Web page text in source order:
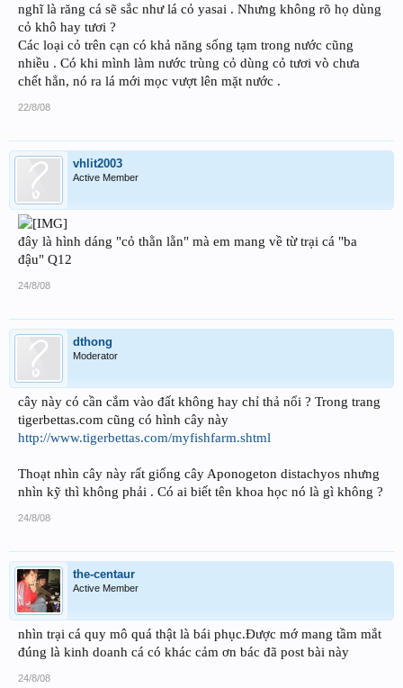
nghĩ là răng cá sẽ sắc như lá cỏ yasai . Nhưng không rõ họ dùng
cỏ khô hay tươi ?
Các loại cỏ trên cạn có khả năng sống tạm trong nước cũng
nhiều . Có khi mình làm nước trùng cỏ dùng cỏ tươi vò chưa
chết hẳn, nó ra lá mới mọc vượt lên mặt nước .
22/8/08
vhlit2003
Active Member
đây là hình dáng "cỏ thằn lằn" mà em mang về từ trại cá "ba
đậu" Q12
24/8/08
dthong
Moderator
cây này có cần cắm vào đất không hay chỉ thả nổi ? Trong trang
tigerbettas.com cũng có hình cây này
http://www.tigerbettas.com/myfishfarm.shtml
Thoạt nhìn cây này rất giống cây Aponogeton distachyos nhưng
nhìn kỹ thì không phải . Có ai biết tên khoa học nó là gì không ?
24/8/08
the-centaur
Active Member
nhìn trại cá quy mô quá thật là bái phục.Được mớ mang tầm mắt
đúng là kinh doanh cá có khác cảm ơn bác đã post bài này
24/8/08